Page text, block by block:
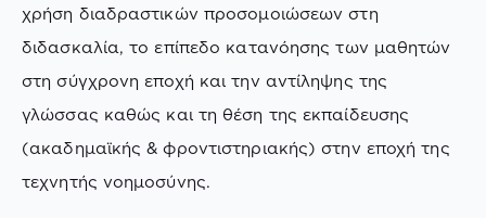
χρήση διαδραστικών προσομοιώσεων στη
διδασκαλία, το επίπεδο κατανόησης των μαθητών
στη σύγχρονη εποχή και την αντίληψης της
γλώσσας καθώς και τη θέση της εκπαίδευσης
(ακαδημαϊκής & φροντιστηριακής) στην εποχή της
τεχνητής νοημοσύνης.